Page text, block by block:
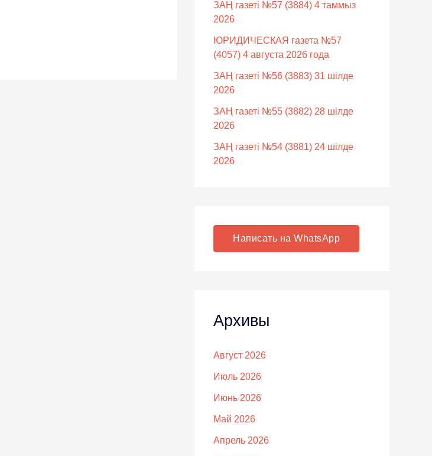
ЗАҢ газеті №57 (3884) 4 таммыз
2026
ЮРИДИЧЕСКАЯ газета №57
(4057) 4 августа 2026 года
ЗАҢ газеті №56 (3883) 31 шілде
2026
ЗАҢ газеті №55 (3882) 28 шілде
2026
ЗАҢ газеті №54 (3881) 24 шілде
2026
Написать на WhatsApp
Архивы
Август 2026
Июль 2026
Июнь 2026
Май 2026
Апрель 2026